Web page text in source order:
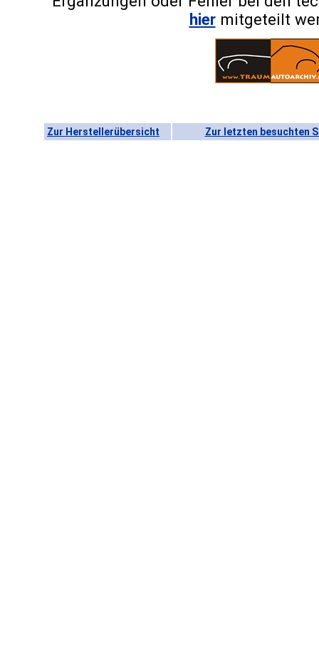
hiermitgeteilt
Zur Herstellerübersicht Zur letzten besuchten